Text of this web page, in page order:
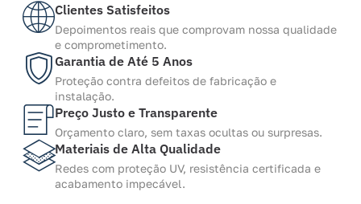
Clientes Satisfeitos
Depoimentos reais que comprovam nossa qualidade
e comprometimento.
Garantia de Até 5 Anos
Proteção contra defeitos de fabricação e
instalação.
Preço Justo e Transparente
Orçamento claro, sem taxas ocultas ou surpresas.
Materiais de Alta Qualidade
Redes com proteção UV, resistência certificada e
acabamento impecável.